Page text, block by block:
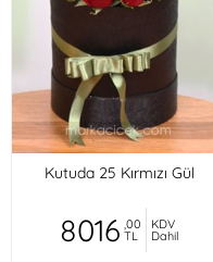
Kutuda 25 Kırmızı Gül
8016 ,00
TL
KDV
Dahil